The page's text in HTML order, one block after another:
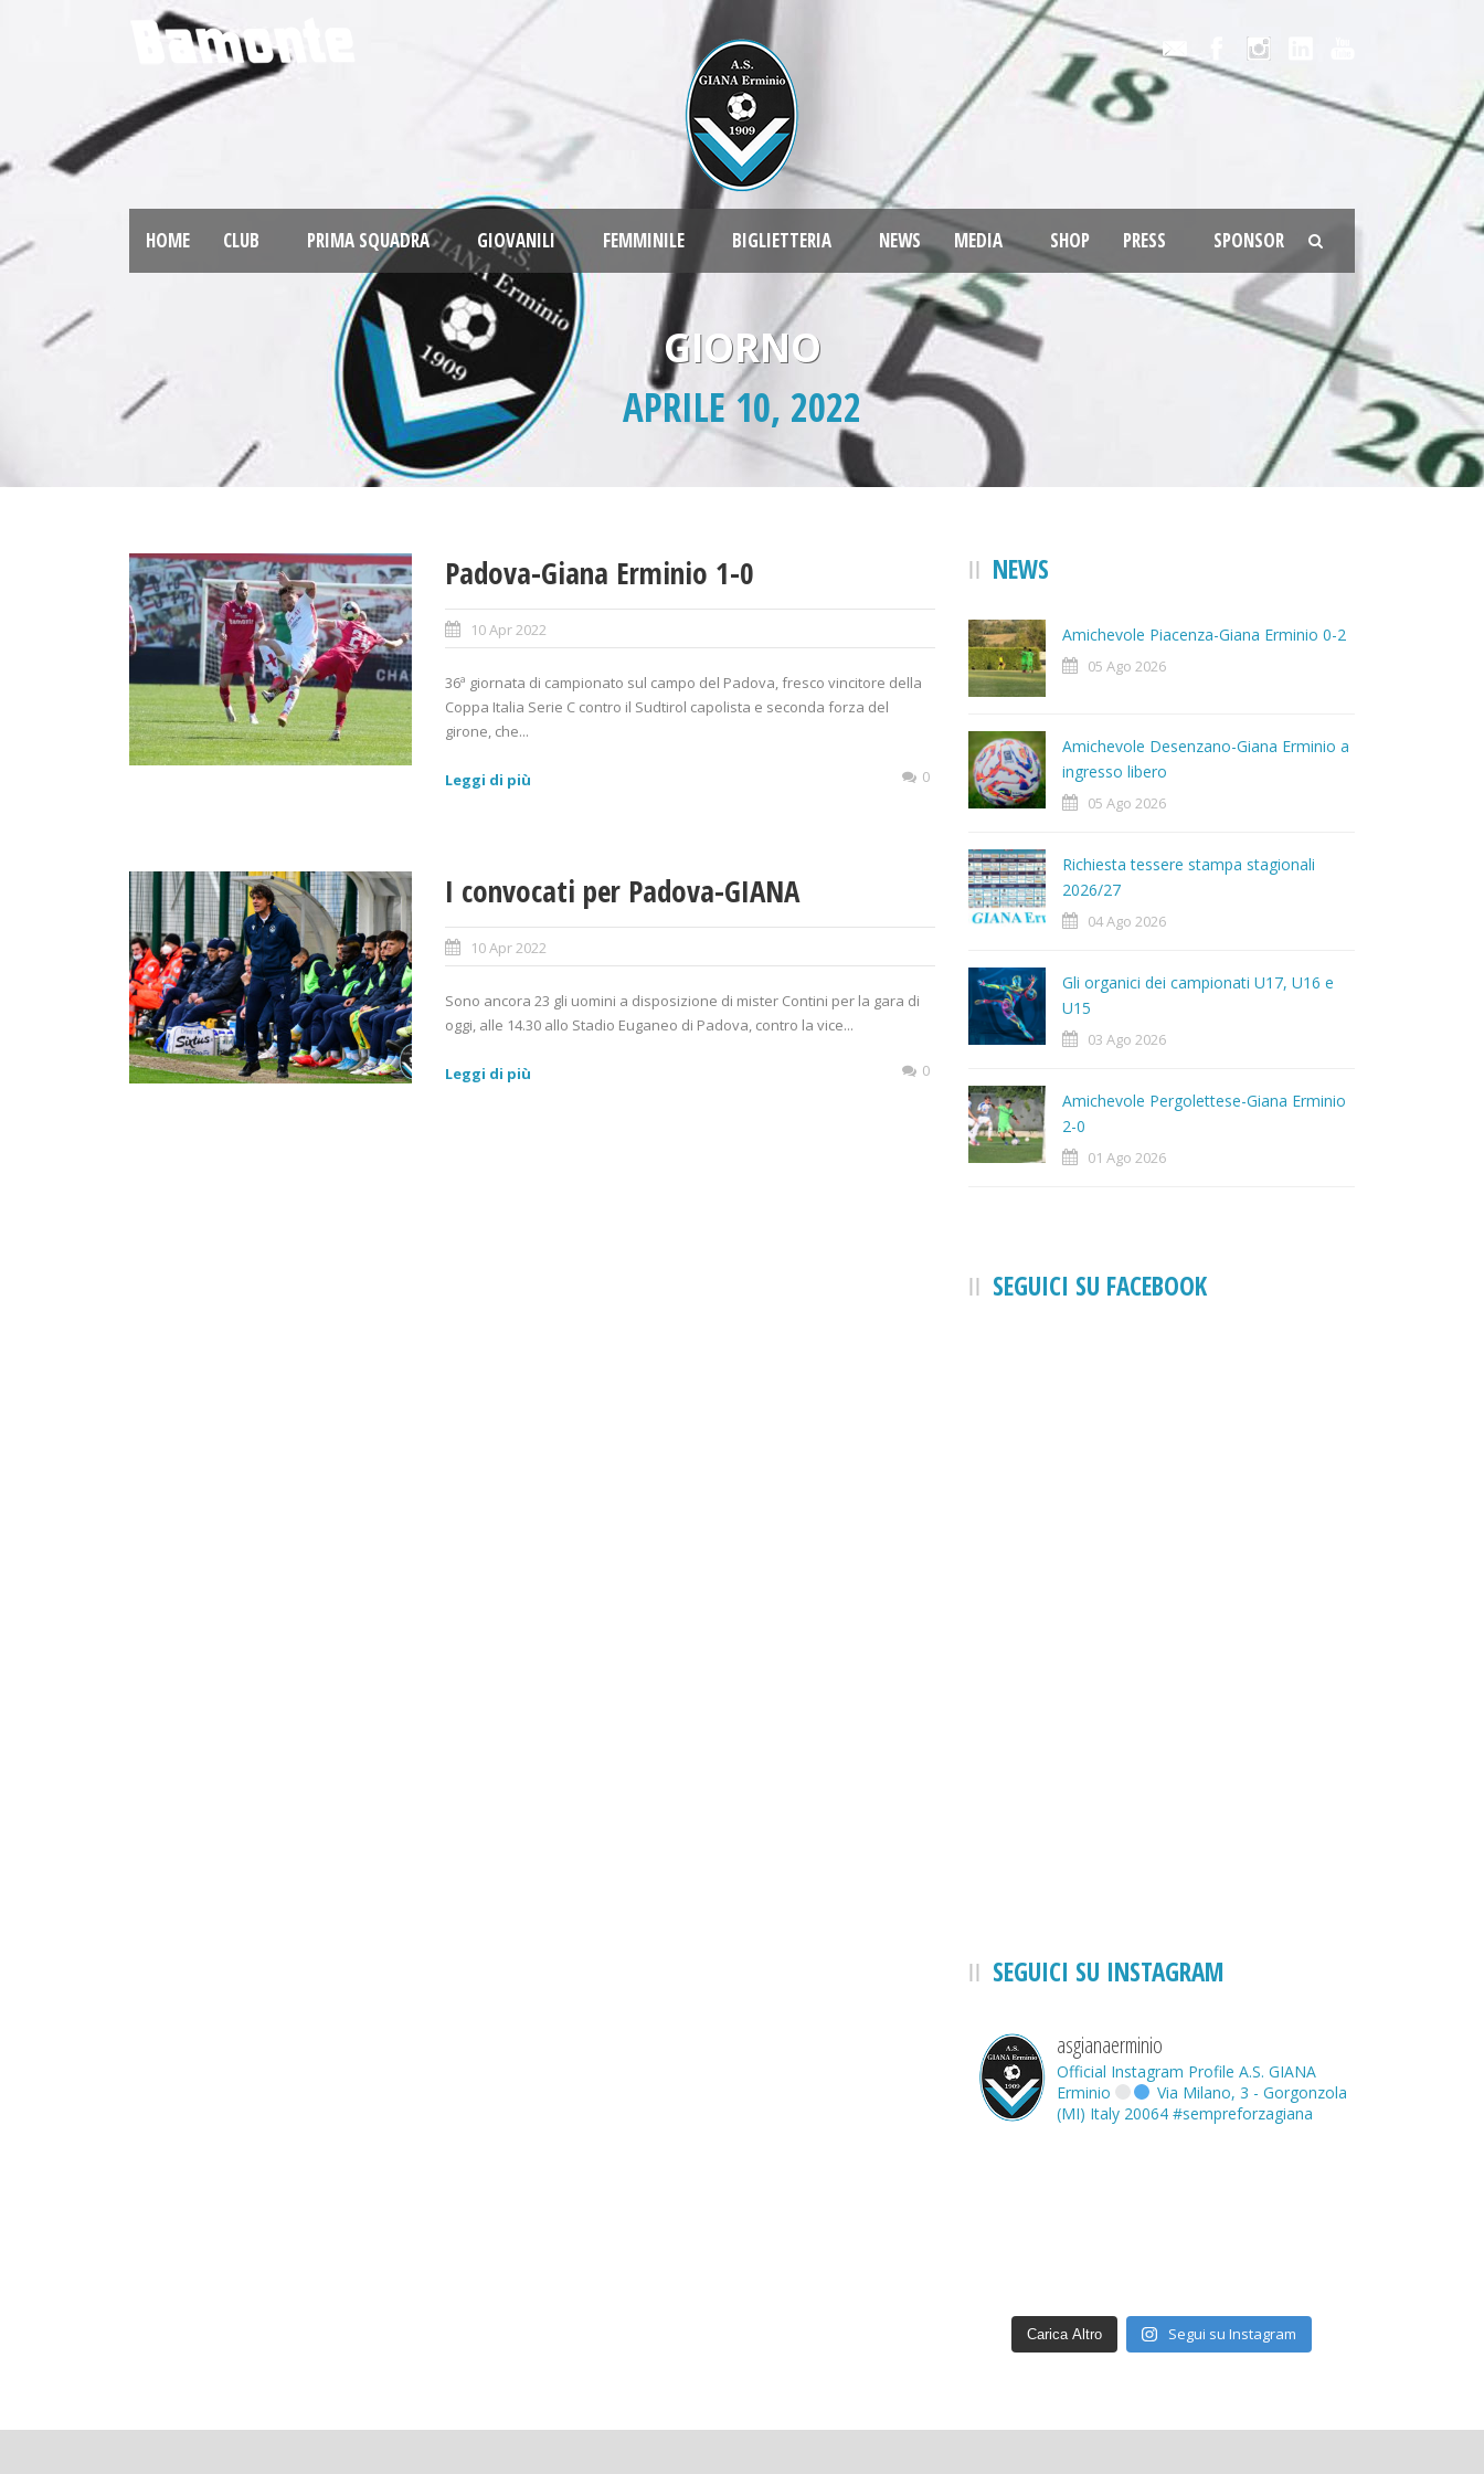
HOME CLUB PRIMA SQUADRA GIOVANILI FEMMINILE BIGLIETTERIA NEWS MEDIA SHOP PRESS SPONSOR
GIORNO
APRILE 10, 2022
Padova-Giana Erminio 1-0
10 Apr 2022
36ª giornata di campionato sul campo del Padova, fresco vincitore della
Coppa Italia Serie C contro il Sudtirol capolista e seconda forza del
girone, che...
Leggi di più 0
I convocati per Padova-GIANA
10 Apr 2022
Sono ancora 23 gli uomini a disposizione di mister Contini per la gara di
oggi, alle 14.30 allo Stadio Euganeo di Padova, contro la vice...
Leggi di più 0
NEWS
Amichevole Piacenza-Giana Erminio 0-2
05 Ago 2026
Amichevole Desenzano-Giana Erminio a
ingresso libero
05 Ago 2026
Richiesta tessere stampa stagionali
2026/27
04 Ago 2026
Gli organici dei campionati U17, U16 e
U15
03 Ago 2026
Amichevole Pergolettese-Giana Erminio
2-0
01 Ago 2026
SEGUICI SU FACEBOOK
SEGUICI SU INSTAGRAM
asgianaerminio
Official Instagram Profile A.S. GIANA
Erminio
Via Milano, 3 - Gorgonzola
(MI) Italy 20064 #sempreforzagiana
Carica Altro Segui su Instagram